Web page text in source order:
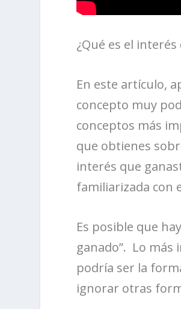
¿Qué es el
En este artículo,
concepto muy
conceptos más
que obtienes
interés que
familiarizada con
Es posible que
ganado”. Lo
podría ser la
ignorar otras